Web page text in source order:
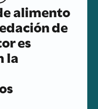
alimento
de
es
la